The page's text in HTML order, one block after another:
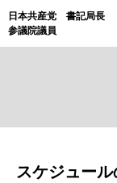
日本共産党 書記局長
参議院議員
スケジュー